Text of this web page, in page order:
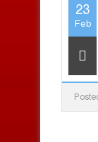
23
Feb